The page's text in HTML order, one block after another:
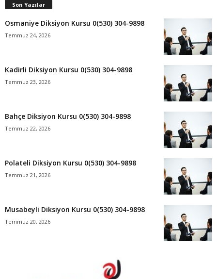
Son Yazılar
Osmaniye Diksiyon Kursu 0(530) 304-9898
Temmuz 24, 2026
Kadirli Diksiyon Kursu 0(530) 304-9898
Temmuz 23, 2026
Bahçe Diksiyon Kursu 0(530) 304-9898
Temmuz 22, 2026
Polateli Diksiyon Kursu 0(530) 304-9898
Temmuz 21, 2026
Musabeyli Diksiyon Kursu 0(530) 304-9898
Temmuz 20, 2026